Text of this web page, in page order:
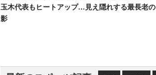
玉木代表もヒートアップ…見え隠れする最長老の
影